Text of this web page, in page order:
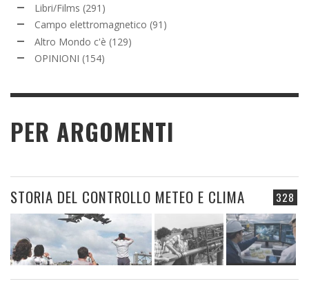
Libri/Films (291)
Campo elettromagnetico (91)
Altro Mondo c'è (129)
OPINIONI (154)
PER ARGOMENTI
328
STORIA DEL CONTROLLO METEO E CLIMA